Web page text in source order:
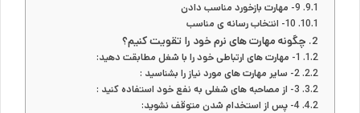
9- مهارت بازخورد مناسب دادن
10- انتخاب رسانه ی مناسب
چگونه مهارت های نرم خود را تقویت کنیم؟
1- مهارت های ارتباطی خود را با شغل مطابقت دهید:
2- سایر مهارت های مورد نیاز را بشناسید :
3- از مصاحبه های شغلی به نفع خود استفاده کنید :
4- پس از استخدام شدن متوقف نشوید: